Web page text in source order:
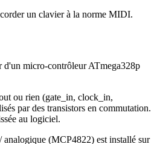
un clavier à la norme MIDI.
d'un micro-contrôleur ATmega328p
ou rien (gate_in, clock_in,
par des transistors en commutation.
au logiciel.
analogique (MCP4822) est installé sur